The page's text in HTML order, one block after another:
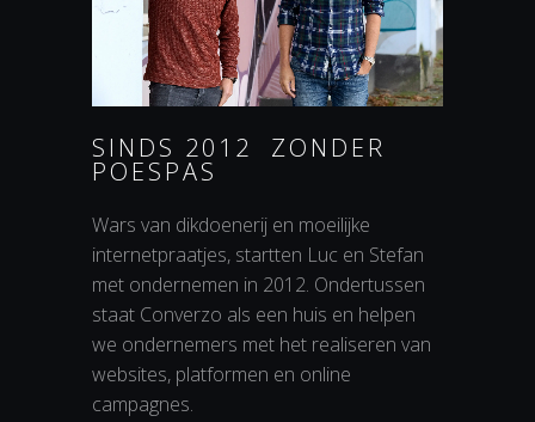
SINDS 2012 ZONDER
POESPAS
Wars van dikdoenerij en moeilijke
internetpraatjes, startten Luc en Stefan
met ondernemen in 2012. Ondertussen
staat Converzo als een huis en helpen
we ondernemers met het realiseren van
websites, platformen en online
campagnes.